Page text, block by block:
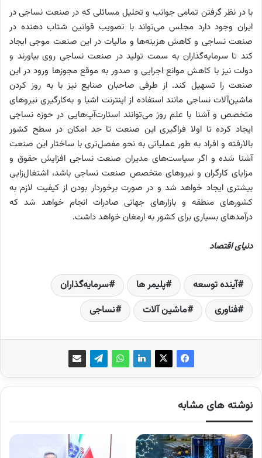
با در نظر گرفتن تمامی جوانب و تحلیل مسائلی که در صنعت نساجی در
ایران وجود دارد مجلس می‌تواند با تصویب قوانین شتاب دهنده در
صنعت نساجی و کاهش هزینه‌‌‌ها و مالیات در این صنعت موجی ایجاد
کند تا سرمایه‌گذاران به سمت تولید در صنعت نساجی روی بیاورند و
دولت نیز با کاهش موانع اجرایی و صدور به موقع مجوز‌ها ورود در این
صنعت را تسهیل کند. از طرفی صاحبان صنایع نیز با به روز کردن
ماشین‌آلات نساجی مانند استفاده از اینترنت اشیا و به‌‌‌کارگیری نیروهای
متخصص و آشنا با علم روز می‌توانند استارت‌آپ‌‌‌هایی در حوزه نساجی
ایجاد کرده تا اولا فراگیری این صنعت تا حد امکان در سطح کشور
بالارفته و افراد به طور عملیاتی به نحو مفصل‌‌‌تری با ساختار این صنعت
آشنا شده و اگر سیاست‌های مدیران صنعت نساجی افزایش حقوق و
مزایای کارگران و نیروهای متخصص صنعت نساجی باشد، اشتغال‌زایی
بیشتری ایجاد خواهد شد و در صورت برخوردار بودن از کیفیت لازم به
کشورهای منطقه و بازارهای جهانی صادرات انجام خواهد شد که
درآمدهای بسیاری برای کشور به ارمغان خواهد داشت.
دنیای اقتصاد
آینده توسعه پلیمر ها
سرمایه‌گذاران
فناوری
ماشین آلات نساجی
نوشته های مشابه